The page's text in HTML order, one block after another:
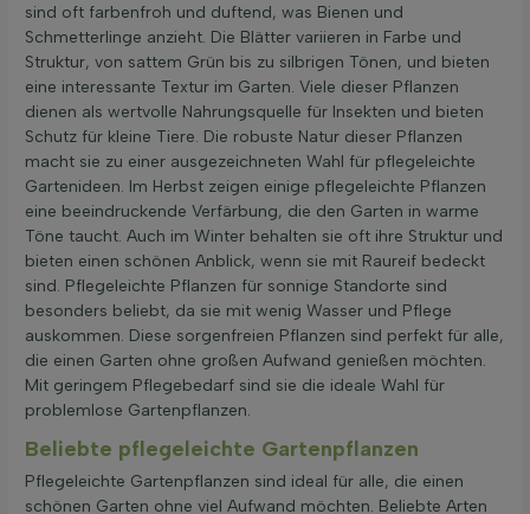
sind oft farbenfroh und duftend, was Bienen und
Schmetterlinge anzieht. Die Blätter variieren in Farbe und
Struktur, von sattem Grün bis zu silbrigen Tönen, und bieten
eine interessante Textur im Garten. Viele dieser Pflanzen
dienen als wertvolle Nahrungsquelle für Insekten und bieten
Schutz für kleine Tiere. Die robuste Natur dieser Pflanzen
macht sie zu einer ausgezeichneten Wahl für pflegeleichte
Gartenideen. Im Herbst zeigen einige pflegeleichte Pflanzen
eine beeindruckende Verfärbung, die den Garten in warme
Töne taucht. Auch im Winter behalten sie oft ihre Struktur und
bieten einen schönen Anblick, wenn sie mit Raureif bedeckt
sind. Pflegeleichte Pflanzen für sonnige Standorte sind
besonders beliebt, da sie mit wenig Wasser und Pflege
auskommen. Diese sorgenfreien Pflanzen sind perfekt für alle,
die einen Garten ohne großen Aufwand genießen möchten.
Mit geringem Pflegebedarf sind sie die ideale Wahl für
problemlose Gartenpflanzen.
Beliebte pflegeleichte Gartenpflanzen
Pflegeleichte Gartenpflanzen sind ideal für alle, die einen
schönen Garten ohne viel Aufwand möchten. Beliebte Arten